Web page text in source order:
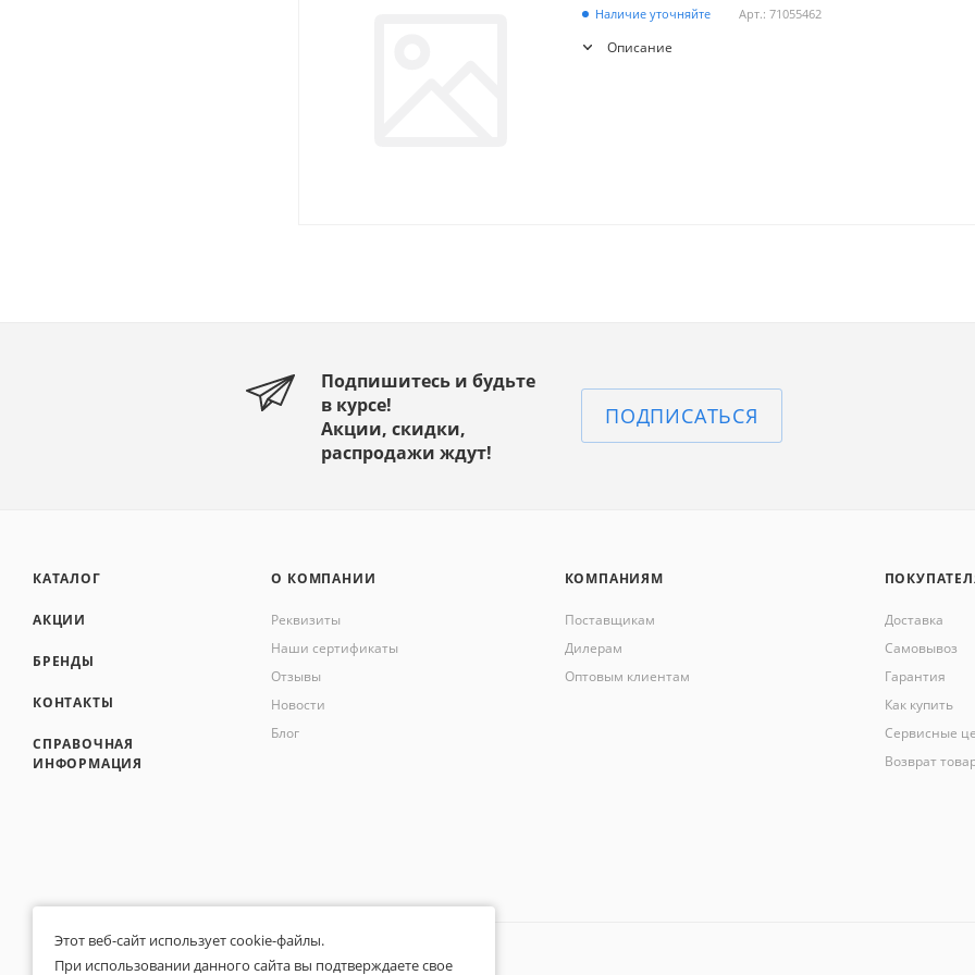
Наличие уточняйте Арт.: 71055462
Описание
Подпишитесь и будьте
в курсе!
Акции, скидки,
распродажи ждут!
ПОДПИСАТЬСЯ
КАТАЛОГ
АКЦИИ
БРЕНДЫ
КОНТАКТЫ
СПРАВОЧНАЯ
ИНФОРМАЦИЯ
О КОМПАНИИ
Реквизиты
Наши сертификаты
Отзывы
Новости
Блог
КОМПАНИЯМ
Поставщикам
Дилерам
Оптовым клиентам
Доставка
Самовывоз
Гарантия
Как купить
Сервисные
Возврат
Этот веб-сайт использует cookie-файлы.
При использовании данного сайта вы подтверждаете свое